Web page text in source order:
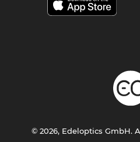
© 2026, Edeloptics GmbH.